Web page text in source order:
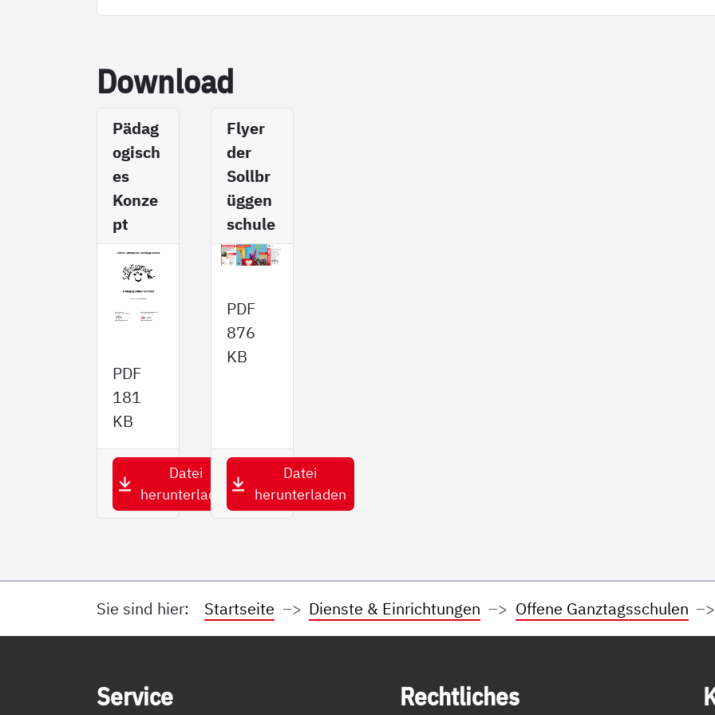
Down­load
Pädag
ogisch
es
Konze
pt
PDF
181
KB
Datei
herunterladen
Fly­er
der
Sollbr
üggen
schule
PDF
876
KB
Datei
herunterladen
Sie sind hier: Startseite Dienste & Einrichtungen Offene Ganztagsschulen
Ser­vice
Recht­li­ches